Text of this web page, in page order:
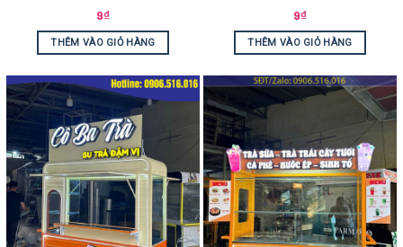
9₫
THÊM VÀO GIỎ HÀNG
9₫
THÊM VÀO GIỎ HÀNG